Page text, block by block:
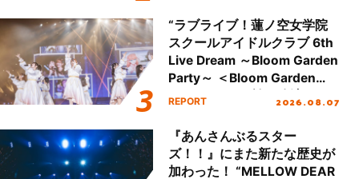
“ラブライブ！蓮ノ空女学院
スクールアイドルクラブ 6th
Live Dream ～Bloom Garden
Party～ ＜Bloom Garden
Party Stage／埼玉公演＞”
REPORT 2026.08.07
『あんさんぶるスター
ズ！！』にまた新たな歴史が
加わった！ “MELLOW DEAR